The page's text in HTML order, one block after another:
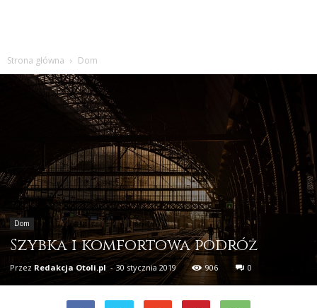
Strona główna Dom
Dom
Szybka i komfortowa podróż
Przez Redakcja Otoli.pl - 30 stycznia 2019 906 0